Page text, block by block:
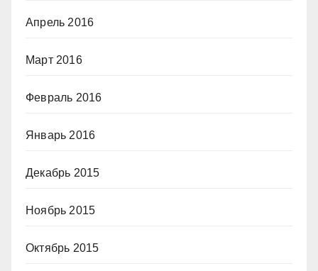
Апрель 2016
Март 2016
Февраль 2016
Январь 2016
Декабрь 2015
Ноябрь 2015
Октябрь 2015